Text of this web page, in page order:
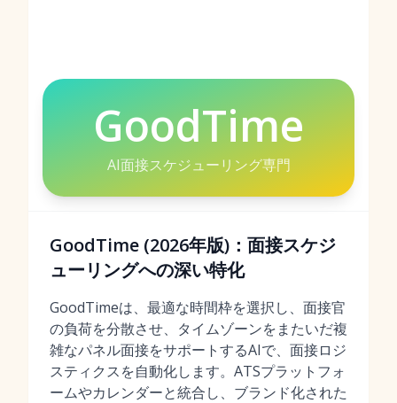
GoodTime
AI面接スケジューリング専門
GoodTime (2026年版)：面接スケジ
ューリングへの深い特化
GoodTimeは、最適な時間枠を選択し、面接官
の負荷を分散させ、タイムゾーンをまたいだ複
雑なパネル面接をサポートするAIで、面接ロジ
スティクスを自動化します。ATSプラットフォ
ームやカレンダーと統合し、ブランド化された